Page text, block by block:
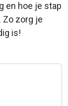
en hoe je stap
Zo zorg je
is!